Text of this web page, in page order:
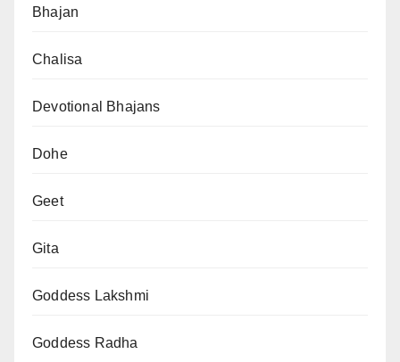
Bhajan
Chalisa
Devotional Bhajans
Dohe
Geet
Gita
Goddess Lakshmi
Goddess Radha